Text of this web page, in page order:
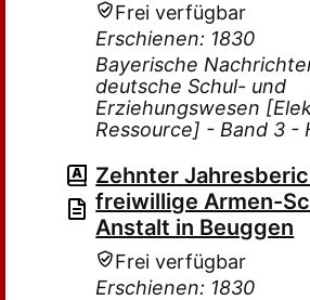
Frei verfügbar
Erschienen: 1830
Bayerische
deutsche Schul- und
Erziehungswesen
Ressource] - Band 3 -
Zehnter
freiwillige Armen-
Anstalt in Beuggen
Frei verfügbar
Erschienen: 1830